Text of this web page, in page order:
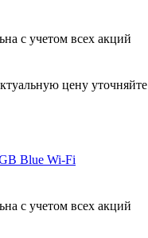
с учетом всех акций
цену уточняйте
Blue Wi-Fi
с учетом всех акций